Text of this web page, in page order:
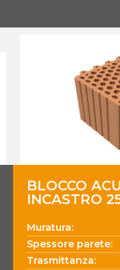
BLOCCO
INCASTRO
Muratura:
Spessore parete:
Trasmittanza: